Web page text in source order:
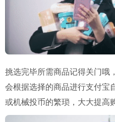
挑选完毕所需商品记得关门哦
会根据选择的商品进行支付宝
或机械投币的繁琐，大大提高